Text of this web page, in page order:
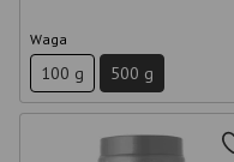
Waga
100 g 500 g